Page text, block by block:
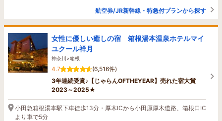
航空券/JR新幹線・特急付プランから探す
女性に優しい癒しの宿 箱根湯本温泉ホテルマイ
ユクール祥月
神奈川>箱根
4.7
(6,516件)
3年連続受賞♪【じゃらんOFTHEYEAR】売れた宿大賞
2023～2025★
小田急箱根湯本駅下車徒歩13分・厚木ICから小田原厚木道路、箱根口IC
より車で5分